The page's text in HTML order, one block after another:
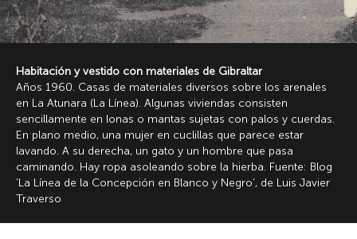
Habitación y vestido con materiales de Gibraltar
Años 1960. Casas de materiales diversos sobre los arenales
en La Atunara (La Línea). Algunas viviendas consisten
sencillamente en lonas o mantas sujetas con palos y cuerdas.
En plano medio, una mujer en cuclillas que parece estar
lavando. A su derecha, un gato y un hombre que pasa
caminando. Hay ropa asoleando sobre la hierba. Fuente: Blog
‘La Línea de la Concepción en Blanco y Negro’, de Luis Javier
Traverso